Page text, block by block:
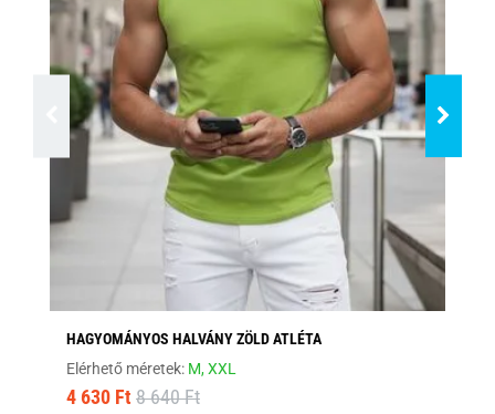
HAGYOMÁNYOS HALVÁNY ZÖLD ATLÉTA
Elérhető méretek: M,XXL
4 630 Ft 8 640 Ft